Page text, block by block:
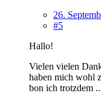
26.
#5
Hallo!
Vielen vielen
haben mich wohl
bon ich trotzdem